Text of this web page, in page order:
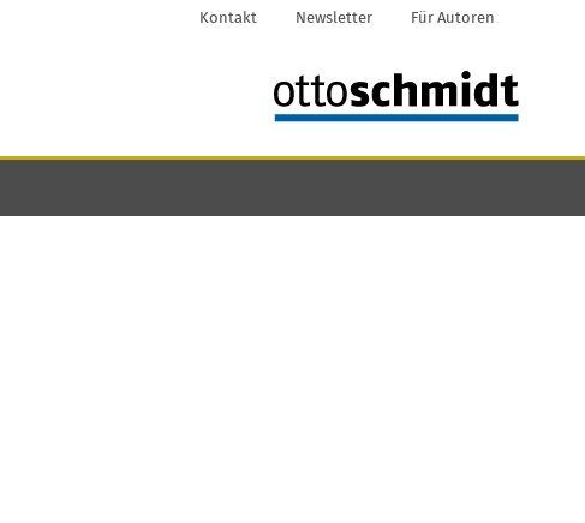
Kontakt Newsletter Für Autoren